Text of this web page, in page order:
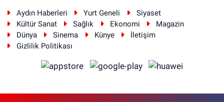
Aydın Haberleri Yurt Geneli
Siyaset
Kültür Sanat
Sağlık Ekonomi
Magazin
Dünya
Sinema Künye
İletişim
Gizlilik Politikası